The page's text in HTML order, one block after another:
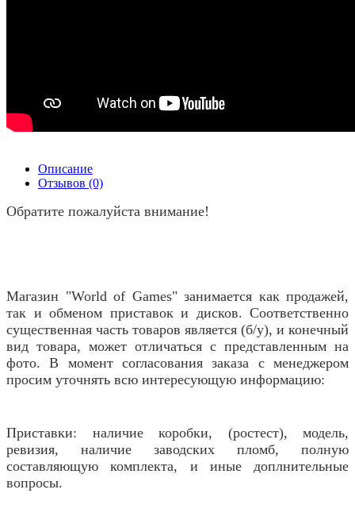
Описание
Отзывов (0)
Обратите пожалуйста внимание!
Магазин "World of Games" занимается как продажей,
так и обменом приставок и дисков. Соответственно
существенная часть товаров является (б/у), и конечный
вид товара, может отличаться с представленным на
фото. В момент согласования заказа с менеджером
просим уточнять всю интересующую информацию:
Приставки: наличие коробки, (ростест), модель,
ревизия, наличие заводских пломб, полную
составляющую комплекта, и иные доплнительные
вопросы.